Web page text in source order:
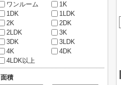
ワンルーム
1K
1DK
1LDK
2K
2DK
2LDK
3K
3DK
3LDK
4K
4DK
4LDK以上
面積